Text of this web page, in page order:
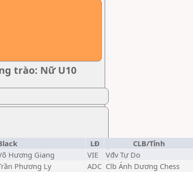
trào: Nữ U10
LĐ CLB/Tỉnh
Hương Giang VIE Vđv Tự Do
Phương Ly ADC Clb Ánh Dương Chess